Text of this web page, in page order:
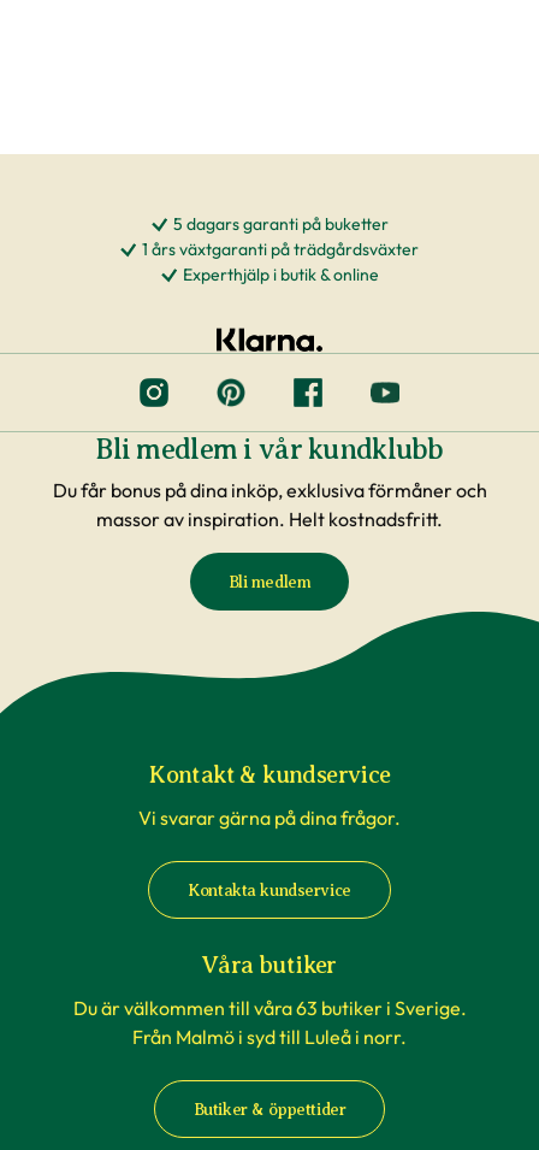
5 dagars garanti på buketter
1 års växtgaranti på trädgårdsväxter
Experthjälp i butik & online
Bli medlem i vår kundklubb
Du får bonus på dina inköp, exklusiva förmåner och
massor av inspiration. Helt kostnadsfritt.
Bli medlem
Kontakt & kundservice
Vi svarar gärna på dina frågor.
Kontakta kundservice
Våra butiker
Du är välkommen till våra 63 butiker i Sverige.
Från Malmö i syd till Luleå i norr.
Butiker & öppettider